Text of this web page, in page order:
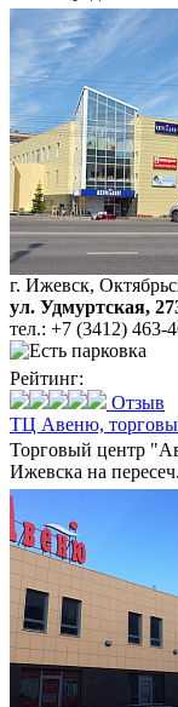
г. Ижевск,
ул. Удмуртская,
тел.: +7 (3412) 463-
Рейтинг:
Отзыв
ТЦ Авеню,
Торговый центр
Ижевска на